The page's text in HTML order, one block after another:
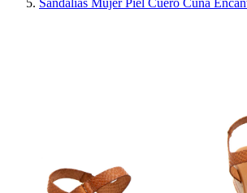
Sandalias Mujer Piel Cuero Cuña